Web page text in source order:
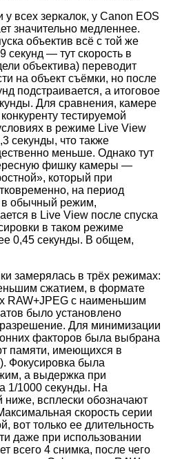
всех зеркалок, у Canon EOS
значительно медленнее.
объектив всё с той же
секунд — тут скорость в
объектива) переводит
на объект съёмки, но после
подстраивается, а итоговое
Для сравнения, камере
тестируемой
в режиме Live View
секунды, что также
меньше. Однако тут
фишку камеры —
который при
на период
в обычный режим,
в Live View после спуска
в таком режиме
0,45 секунды. В общем,
замерялась в трёх режимах:
сжатием, в формате
RAW+JPEG с наименьшим
было установлено
Для минимизации
факторов была выбрана
памяти, имеющихся в
Фокусировка была
а выдержка при
1/1000 секунды. На
всплески обозначают
скорость серии
вот только ее длительность
даже при использовании
всего 4 снимка, после чего